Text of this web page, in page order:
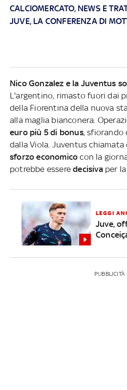
CALCIOMERCATO, NEWS E
JUVE, LA CONFERENZA DI
Nico Gonzalez e la Juventus
L'argentino, rimasto fuori dai
della Fiorentina della nuova
alla maglia bianconera.
euro più 5 di bonus, sfiorando
dalla Viola. Juventus
sforzo economico con la
potrebbe esseredecisiva per
LEGGI
Juve,
PUBBLICITÀ